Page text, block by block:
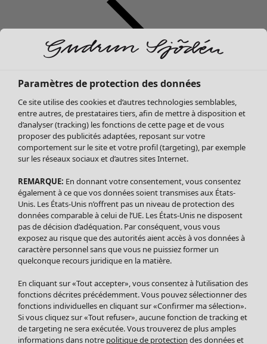
Soldes Vêtements
Tous les vêtements
Robes
Tuniques
Blouses
Tops
Gilets
Pantalon
Jupes
Leggings et collants
Accessoires
Chaussures
Vêtements de bain
Soldes Mobilier
Paramètres de protection des données
Ce site utilise des cookies et d’autres technologies semblables,
entre autres, de prestataires tiers, afin de mettre à disposition et
d’analyser (tracking) les fonctions de cette page et de vous
proposer des publicités adaptées, reposant sur votre
comportement sur le site et votre profil (targeting), par exemple
sur les réseaux sociaux et d’autres sites Internet.
REMARQUE: En donnant votre consentement, vous consentez
également à ce que vos données soient transmises aux États-
Unis. Les États-Unis n’offrent pas un niveau de protection des
données comparable à celui de l’UE. Les États-Unis ne disposent
pas de décision d’adéquation. Par conséquent, vous vous
exposez au risque que des autorités aient accès à vos données à
caractère personnel sans que vous ne puissiez former un
quelconque recours juridique en la matière.
En cliquant sur «Tout accepter», vous consentez à l’utilisation des
fonctions décrites précédemment. Vous pouvez sélectionner des
fonctions individuelles en cliquant sur «Confirmer ma sélection».
Si vous cliquez sur «Tout refuser», aucune fonction de tracking et
de targeting ne sera exécutée. Vous trouverez de plus amples
informations dans notre politique de protection des données et